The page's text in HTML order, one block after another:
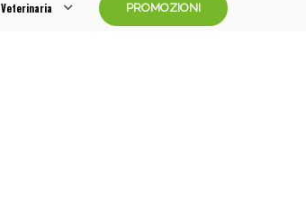
Veterinaria PROMOZIONI